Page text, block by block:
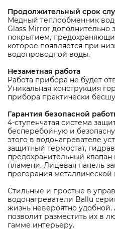
Продолжительный срок
Медный теплообменник
Glass Mirror
покрытием,
которое появляется при
водопроводной воды.
Незаметная работа
Работа прибора не будет
Уникальная конструкция
прибора практически
Гарантия безопасной
4-ступенчатая система
бесперебойную и
этого в водонагревателе
защитный термостат,
предохранительный
пламени. Лицевая панель
прогорания металлической
Стильные и простые в
водонагреватели Ballu
жизнь невероятно
позволит разместить их в
гамме интерьеру.